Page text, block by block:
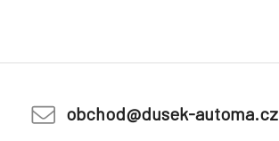
obchod@dusek-automa.cz